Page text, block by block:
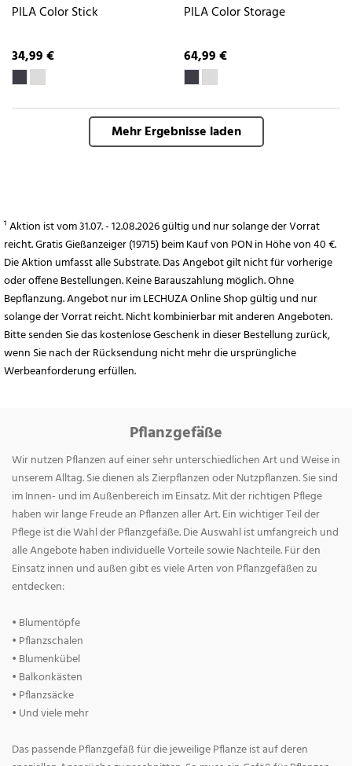
PILA Color Stick
34,99 €
PILA Color Storage
64,99 €
Mehr Ergebnisse laden
¹ Aktion ist vom 31.07. - 12.08.2026 gültig und nur solange der Vorrat
reicht. Gratis Gießanzeiger (19715) beim Kauf von PON in Höhe von 40 €.
Die Aktion umfasst alle Substrate. Das Angebot gilt nicht für vorherige
oder offene Bestellungen. Keine Barauszahlung möglich. Ohne
Bepflanzung. Angebot nur im LECHUZA Online Shop gültig und nur
solange der Vorrat reicht. Nicht kombinierbar mit anderen Angeboten.
Bitte senden Sie das kostenlose Geschenk in dieser Bestellung zurück,
wenn Sie nach der Rücksendung nicht mehr die ursprüngliche
Werbeanforderung erfüllen.
Pflanzgefäße
Wir nutzen Pflanzen auf einer sehr unterschiedlichen Art und Weise in
unserem Alltag. Sie dienen als Zierpflanzen oder Nutzpflanzen. Sie sind
im Innen- und im Außenbereich im Einsatz. Mit der richtigen Pflege
haben wir lange Freude an Pflanzen aller Art. Ein wichtiger Teil der
Pflege ist die Wahl der Pflanzgefäße. Die Auswahl ist umfangreich und
alle Angebote haben individuelle Vorteile sowie Nachteile. Für den
Einsatz innen und außen gibt es viele Arten von Pflanzgefäßen zu
entdecken:
• Blumentöpfe
• Pflanzschalen
• Blumenkübel
• Balkonkästen
• Pflanzsäcke
• Und viele mehr
Das passende Pflanzgefäß für die jeweilige Pflanze ist auf deren